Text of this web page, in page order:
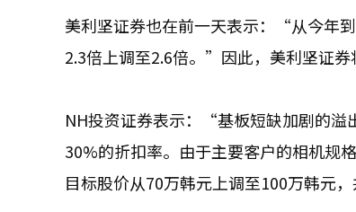
美利坚证券也在前一天表示：“从今年
2.3倍上调至2.6倍。”因此，美利坚证券
NH投资证券表示：“基板短缺加剧的溢
30%的折扣率。由于主要客户的相机规
目标股价从70万韩元上调至100万韩元